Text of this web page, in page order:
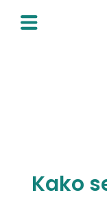
content
Kako